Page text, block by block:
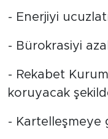
- Enerjiyi
- Bürokrasiyi
- Rekabet
koruyacak
- Kartelleşmeye